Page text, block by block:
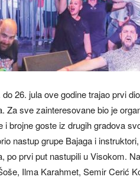
26. jula ove godine trajao prvi
Za sve zainteresovane bio je
i brojne goste iz drugih gradova
nastup grupe Bajaga i
po prvi put nastupili u Visokom.
Ilma Karahmet, Semir Cerić